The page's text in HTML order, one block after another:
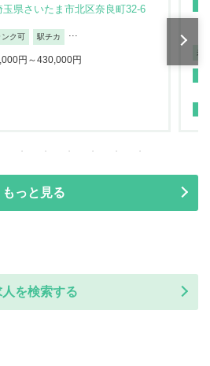
玉県さいたま市北区奈良町32-6
ンク可 駅チカ
円～430,000円
未
もっと見る
人を検索する